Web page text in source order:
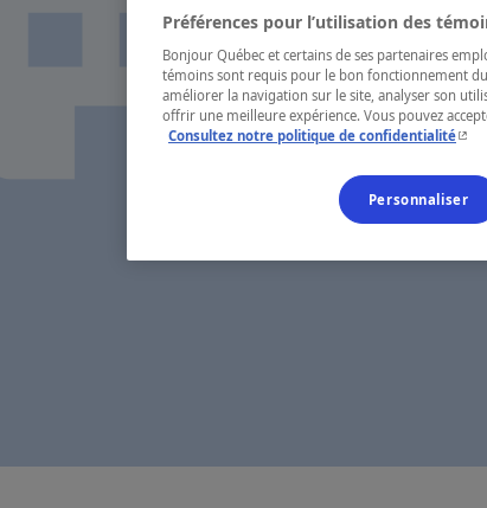
Préférences pour l’utilisation des
Bonjour Québec et certains de ses partenaires
témoins sont requis pour le bon fonctionnement
améliorer la navigation sur le site, analyser son
offrir une meilleure expérience. Vous pouvez
Consultez notre politique de confidentialité-
Personnaliser